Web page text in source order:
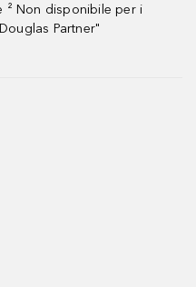
² Non disponibile per i
Partner"